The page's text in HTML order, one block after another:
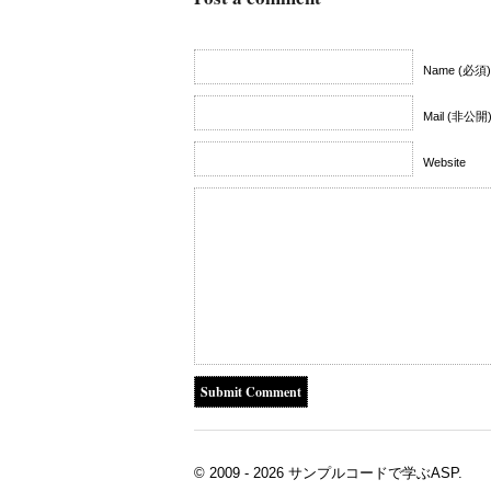
Name (必須)
Mail (非公開
Website
© 2009 - 2026 サンプルコードで学ぶASP.